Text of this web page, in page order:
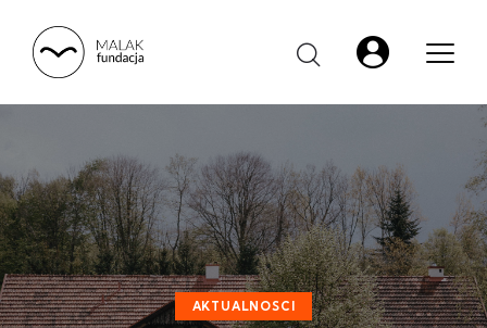
AKTUALNOSCI